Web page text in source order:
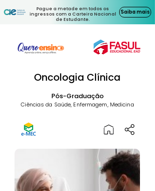
Pague a metade em todos os
ingressos com a Carteira Nacional
de Estudante.
Saiba mais
Oncologia Clínica
Pós-Graduação
Ciências da Saúde, Enfermagem, Medicina